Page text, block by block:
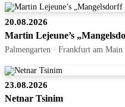
20.08.2026
Martin Lejeune’s
Palmengarten · Frankfurt am Main
23.08.2026
Netnar Tsinim